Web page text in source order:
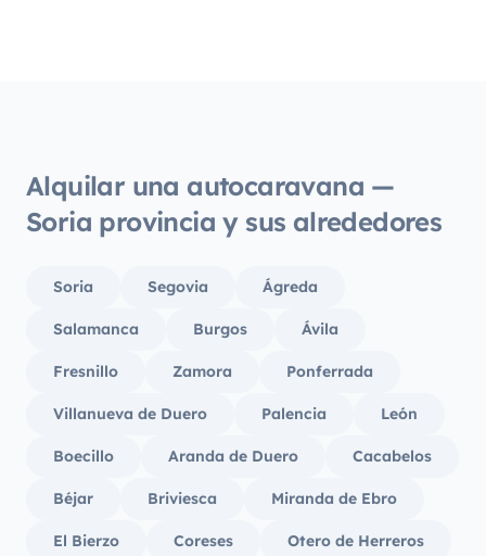
Alquilar una autocaravana —
Soria provincia y sus alrededores
Soria Segovia Ágreda
Salamanca Burgos Ávila
Fresnillo Zamora Ponferrada
Villanueva de Duero Palencia León
Boecillo Aranda de Duero Cacabelos
Béjar Briviesca Miranda de Ebro
El Bierzo Coreses Otero de Herreros